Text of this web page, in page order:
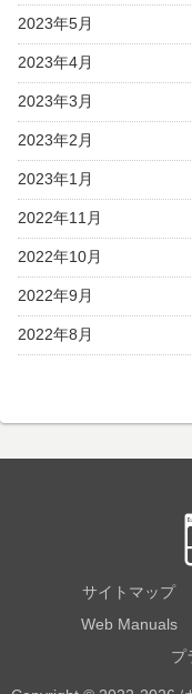
2023年5月
2023年4月
2023年3月
2023年2月
2023年1月
2022年11月
2022年10月
2022年9月
2022年8月
サイトマップ
Web Manuals
プ